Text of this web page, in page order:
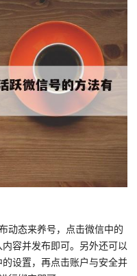
动态来养号，点击微信中的
容并发布即可。另外还可以
设置，再点击账户与安全并